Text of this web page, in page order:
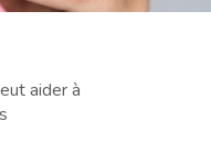
aider à